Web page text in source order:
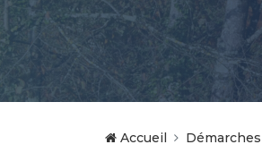
Accueil